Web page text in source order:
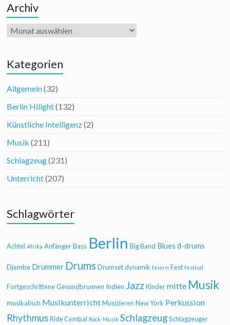
Archiv
Archiv
Kategorien
Allgemein(32)
Berlin Hilight(132)
Künstliche Intelligenz(2)
Musik (211)
Schlagzeug(231)
Unterricht(207)
Schlagwörter
Achtel Afrika Anfänger Bass Berlin Big Band Blues d-drums
Djembe Drummer Drums Drumset dynamik feiern Fest festival
Fortgeschrittene Gesundbrunnen Indien Jazz Kinder mitte Musik
musikalisch Musikunterricht Musizieren New York Perkussion
Rhythmus Ride Cymbal Rock-Musik Schlagzeug Schlagzeuger